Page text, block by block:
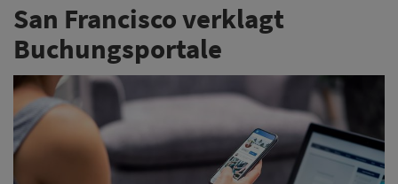
San Francisco verklagt
Buchungsportale